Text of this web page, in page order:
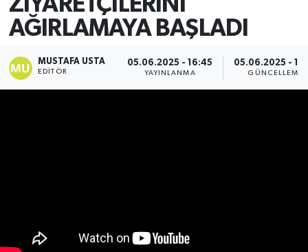
AĞIRLAMAYA BAŞLADI
MUSTAFA USTA
EDITÖR
05.06.2025 - 16:45
YAYINLANMA
05.06.2025 -
GÜNCELLEME